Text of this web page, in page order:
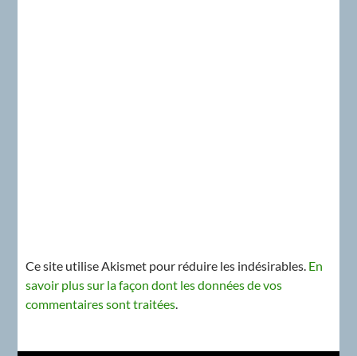
Ce site utilise Akismet pour réduire les indésirables. En
savoir plus sur la façon dont les données de vos
commentaires sont traitées.